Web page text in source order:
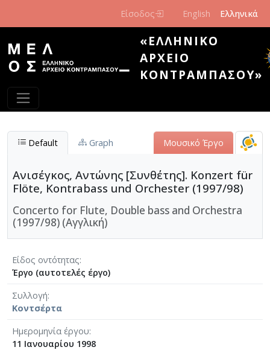
Είσοδος English Ελληνικά
«ΕΛΛΗΝΙΚΌ
ΑΡΧΕΊΟ
ΚΟΝΤΡΑΜΠΆΣΟΥ»
Default Graph Μουσικό Έργο
Ανισέγκος, Αντώνης [Συνθέτης]. Konzert für
Flöte, Kontrabass und Orchester (1997/98)
Concerto for Flute, Double bass and Orchestra
(1997/98) (Αγγλική)
Είδος οντότητας
Έργο (αυτοτελές έργο)
Συλλογή
Κοντσέρτα
Ημερομηνία έργου
11 Ιανουαρίου 1998